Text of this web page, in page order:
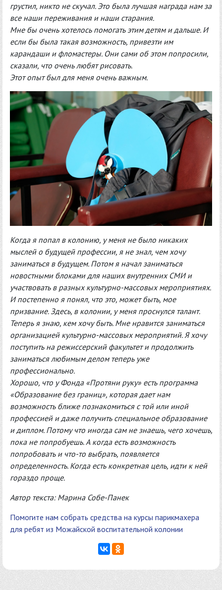
грустил, никто не скучал. Это была лучшая награда нам за
все наши переживания и наши старания.
Мне бы очень хотелось помогать этим детям и дальше. И
если бы была такая возможность, привезти им
карандаши и фломастеры. Они сами об этом попросили,
сказали, что очень любят рисовать.
Этот опыт был для меня очень важным.
Когда я попал в колонию, у меня не было никаких
мыслей о будущей профессии, я не знал, чем хочу
заниматься в будущем. Потом я начал заниматься
новостными блоками для наших внутренних СМИ и
участвовать в разных культурно-массовых мероприятиях.
И постепенно я понял, что это, может быть, мое
призвание. Здесь, в колонии, у меня проснулся талант.
Теперь я знаю, кем хочу быть. Мне нравится заниматься
организацией культурно-массовых мероприятий. Я хочу
поступить на режиссерский факультет и продолжить
заниматься любимым делом теперь уже
профессионально.
Хорошо, что у Фонда «Протяни руку» есть программа
«Образование без границ», которая дает нам
возможность ближе познакомиться с той или иной
профессией и даже получить специальное образование
и диплом. Потому что иногда сам не знаешь, чего хочешь,
пока не попробуешь. А когда есть возможность
попробовать и что-то выбрать, появляется
определенность. Когда есть конкретная цель, идти к ней
гораздо проще.
Автор текста: Марина Собе-Панек
Помогите нам собрать средства на курсы парикмахера
для ребят из Можайской воспитательной колонии